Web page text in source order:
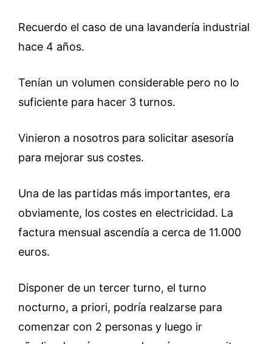
Recuerdo el caso de una lavandería industrial
hace 4 años.
Tenían un volumen considerable pero no lo
suficiente para hacer 3 turnos.
Vinieron a nosotros para solicitar asesoría
para mejorar sus costes.
Una de las partidas más importantes, era
obviamente, los costes en electricidad. La
factura mensual ascendía a cerca de 11.000
euros.
Disponer de un tercer turno, el turno
nocturno, a priori, podría realzarse para
comenzar con 2 personas y luego ir